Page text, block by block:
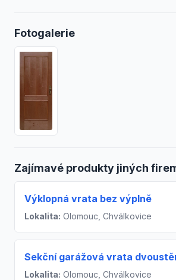
Fotogalerie
Zajímavé produkty jiných
Výklopná vrata bez výplně
Lokalita: Olomouc, Chválkovice
Sekční garážová vrata
Lokalita: Olomouc, Chválkovice